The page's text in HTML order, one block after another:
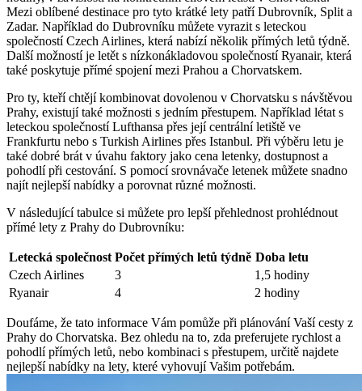
Mezi oblíbené destinace pro tyto krátké lety patří Dubrovník, Split a
Zadar. Například do Dubrovníku můžete vyrazit s leteckou
společností Czech Airlines, která nabízí několik přímých letů týdně.
Další možností je letět s nízkonákladovou společností Ryanair, která
také poskytuje přímé spojení mezi Prahou a Chorvatskem.
Pro ty, kteří chtějí kombinovat dovolenou v Chorvatsku s návštěvou
Prahy, existují také možnosti s jedním přestupem. Například létat s
leteckou společností Lufthansa přes její centrální letiště ve
Frankfurtu nebo s Turkish Airlines přes Istanbul. Při výběru letu je
také dobré brát v úvahu faktory jako cena letenky, dostupnost a
pohodlí při cestování. S pomocí srovnávače letenek můžete snadno
najít nejlepší nabídky a porovnat různé možnosti.
V následující tabulce si můžete pro lepší přehlednost prohlédnout
přímé lety z Prahy do Dubrovníku:
Letecká společnost Počet přímých letů týdně Doba letu
Czech Airlines
3
1,5 hodiny
Ryanair
4 2 hodiny
Doufáme, že tato informace Vám pomůže při plánování Vaší cesty z
Prahy do Chorvatska. Bez ohledu na to, zda preferujete rychlost a
pohodlí přímých letů, nebo kombinaci s přestupem, určitě najdete
nejlepší nabídky na lety, které vyhovují Vašim potřebám.